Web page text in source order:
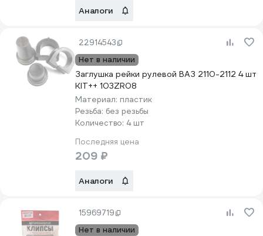
Аналоги
22914543
Нет в наличии
Заглушка рейки рулевой ВАЗ 2110-2112 4 шт
KIT++ 103ZR08
Материал: пластик
Резьба: без резьбы
Количество: 4 шт
Последняя цена
209 ₽
Аналоги
15969719
Нет в наличии